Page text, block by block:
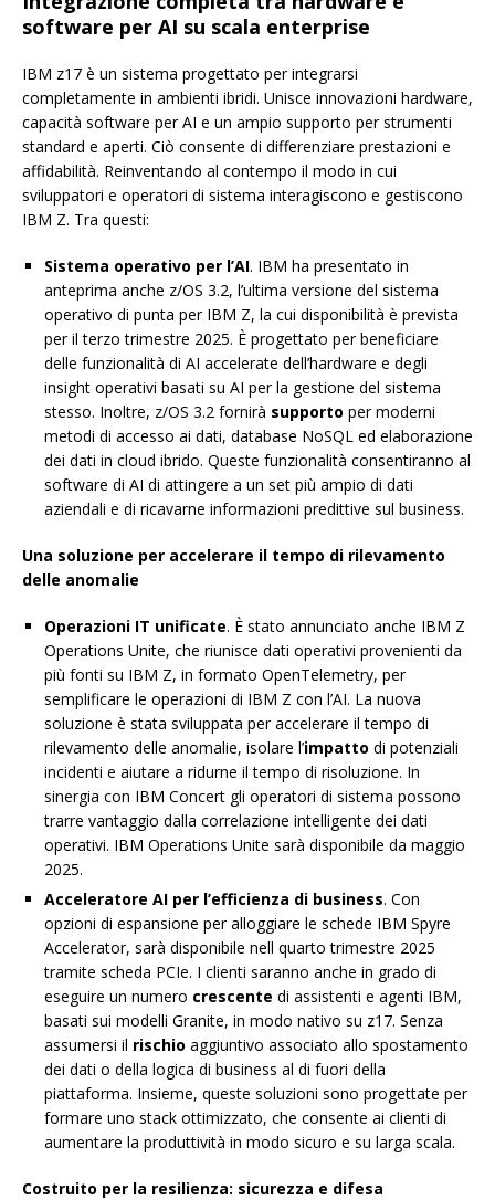
software per AI su scala enterprise
IBM z17 è un sistema progettato per integrarsi
completamente in ambienti ibridi. Unisce innovazioni hardware,
capacità software per AI e un ampio supporto per strumenti
standard e aperti. Ciò consente di differenziare prestazioni e
affidabilità. Reinventando al contempo il modo in cui
sviluppatori e operatori di sistema interagiscono e gestiscono
IBM Z. Tra questi:
Sistema operativo per l’AI. IBM ha presentato in
anteprima anche z/OS 3.2, l’ultima versione del sistema
operativo di punta per IBM Z, la cui disponibilità è prevista
per il terzo trimestre 2025. È progettato per beneficiare
delle funzionalità di AI accelerate dell’hardware e degli
insight operativi basati su AI per la gestione del sistema
stesso. Inoltre, z/OS 3.2 fornirà supporto per moderni
metodi di accesso ai dati, database NoSQL ed elaborazione
dei dati in cloud ibrido. Queste funzionalità consentiranno al
software di AI di attingere a un set più ampio di dati
aziendali e di ricavarne informazioni predittive sul business.
Una soluzione per accelerare il tempo di rilevamento
delle anomalie
Operazioni IT unificate. È stato annunciato anche IBM Z
Operations Unite, che riunisce dati operativi provenienti da
più fonti su IBM Z, in formato OpenTelemetry, per
semplificare le operazioni di IBM Z con l’AI. La nuova
soluzione è stata sviluppata per accelerare il tempo di
rilevamento delle anomalie, isolare l’impatto di potenziali
incidenti e aiutare a ridurne il tempo di risoluzione. In
sinergia con IBM Concert gli operatori di sistema possono
trarre vantaggio dalla correlazione intelligente dei dati
operativi. IBM Operations Unite sarà disponibile da maggio
2025.
Acceleratore AI per l’efficienza di business. Con
opzioni di espansione per alloggiare le schede IBM Spyre
Accelerator, sarà disponibile nell quarto trimestre 2025
tramite scheda PCIe. I clienti saranno anche in grado di
eseguire un numero crescente di assistenti e agenti IBM,
basati sui modelli Granite, in modo nativo su z17. Senza
assumersi il rischio aggiuntivo associato allo spostamento
dei dati o della logica di business al di fuori della
piattaforma. Insieme, queste soluzioni sono progettate per
formare uno stack ottimizzato, che consente ai clienti di
aumentare la produttività in modo sicuro e su larga scala.
Costruito per la resilienza: sicurezza e difesa